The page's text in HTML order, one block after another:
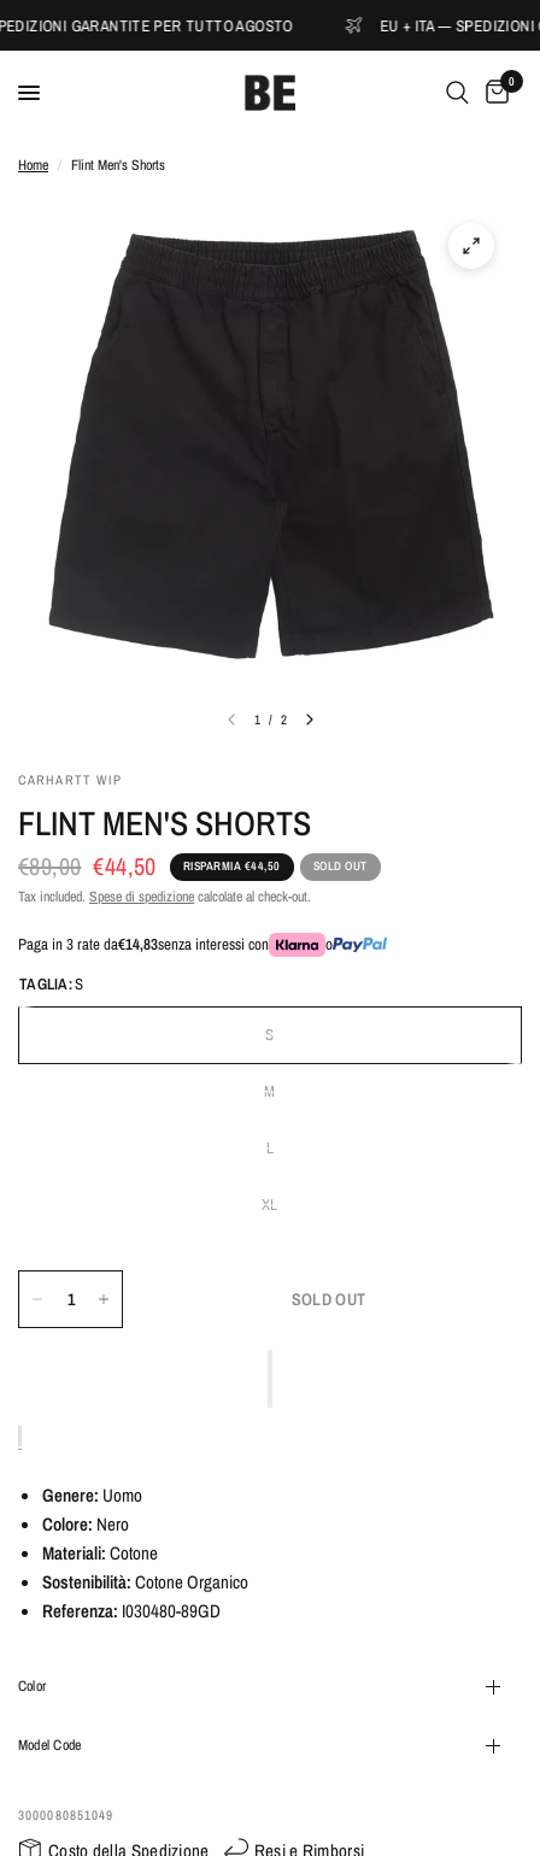
GARANTITE PER TUTTO AGOSTO EU + ITA — SPEDIZIONI
0
Home / Flint Men's Shorts
1 / 2
CARHARTT WIP
FLINT MEN'S SHORTS
€89,00 €44,50 RISPARMIA €44,50 SOLD OUT
Tax included. Spese di spedizionecalcolate al check-out.
Paga in 3 rate da€14,83senza interessi con
o
TAGLIA:S
S
M
L
XL
SOLD OUT
Genere: Uomo
Colore: Nero
Materiali:Cotone
Sostenibilità:Cotone Organico
Referenza: I030480-89GD
Color
Model Code
3000080851049
Costo della Spedizione Resi e Rimborsi